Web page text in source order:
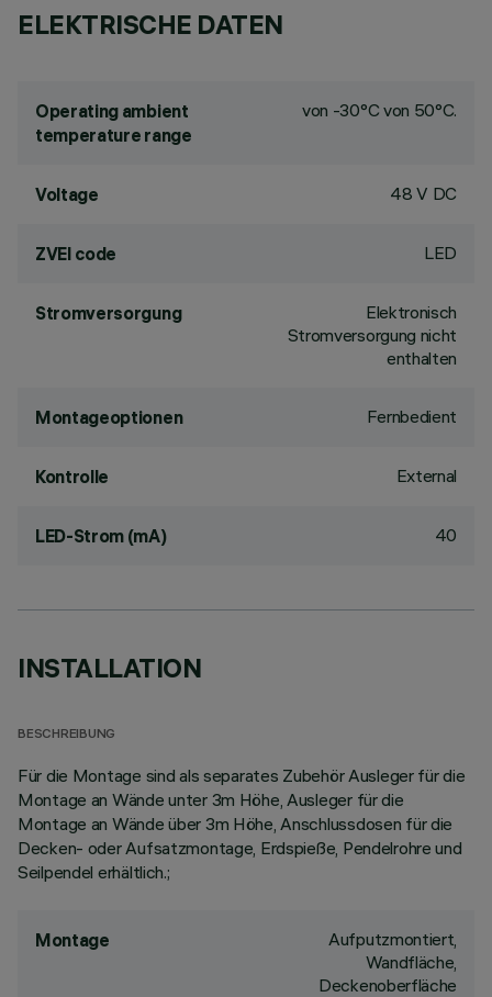
ELEKTRISCHE DATEN
Operating ambient
temperature range
von -30°C von 50°C.
Voltage 48 V DC
ZVEI code LED
Stromversorgung
Elektronisch
Stromversorgung nicht
enthalten
Montageoptionen Fernbedient
Kontrolle External
LED-Strom (mA) 40
INSTALLATION
BESCHREIBUNG
Für die Montage sind als separates Zubehör Ausleger für die
Montage an Wände unter 3m Höhe, Ausleger für die
Montage an Wände über 3m Höhe, Anschlussdosen für die
Decken- oder Aufsatzmontage, Erdspieße, Pendelrohre und
Seilpendel erhältlich.;
Montage
Aufputzmontiert,
Wandfläche,
Deckenoberfläche